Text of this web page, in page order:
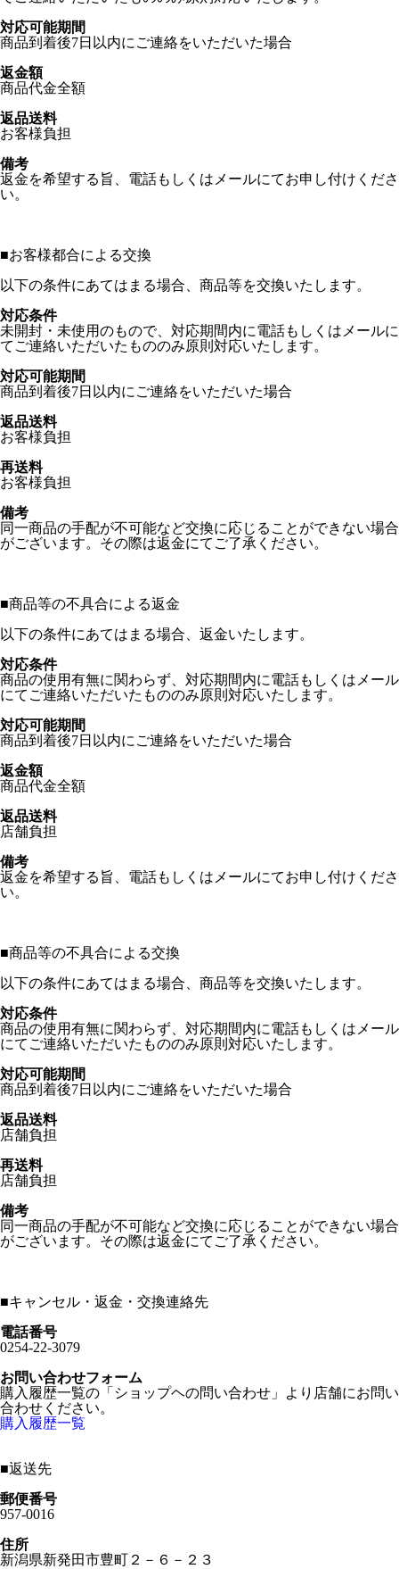
対応可能期間
商品到着後7日以内にご連絡をいただいた場合
返金額
商品代金全額
返品送料
お客様負担
備考
返金を希望する旨、電話もしくはメールにてお申し付けくださ
い。
■お客様都合による交換
以下の条件にあてはまる場合、商品等を交換いたします。
対応条件
未開封・未使用のもので、対応期間内に電話もしくはメールに
てご連絡いただいたもののみ原則対応いたします。
対応可能期間
商品到着後7日以内にご連絡をいただいた場合
返品送料
お客様負担
再送料
お客様負担
備考
同一商品の手配が不可能など交換に応じることができない場合
がございます。その際は返金にてご了承ください。
■商品等の不具合による返金
以下の条件にあてはまる場合、返金いたします。
対応条件
商品の使用有無に関わらず、対応期間内に電話もしくはメール
にてご連絡いただいたもののみ原則対応いたします。
対応可能期間
商品到着後7日以内にご連絡をいただいた場合
返金額
商品代金全額
返品送料
店舗負担
備考
返金を希望する旨、電話もしくはメールにてお申し付けくださ
い。
■商品等の不具合による交換
以下の条件にあてはまる場合、商品等を交換いたします。
対応条件
商品の使用有無に関わらず、対応期間内に電話もしくはメール
にてご連絡いただいたもののみ原則対応いたします。
対応可能期間
商品到着後7日以内にご連絡をいただいた場合
返品送料
店舗負担
再送料
店舗負担
備考
同一商品の手配が不可能など交換に応じることができない場合
がございます。その際は返金にてご了承ください。
■キャンセル・返金・交換連絡先
電話番号
0254-22-3079
お問い合わせフォーム
購入履歴一覧の「ショップヘの問い合わせ」より店舗にお問い
合わせください。
購入履歴一覧
■返送先
郵便番号
957-0016
住所
新潟県新発田市豊町２－６－２３